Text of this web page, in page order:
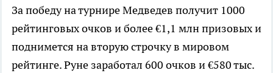
За победу на турнире Медведев получит 1000
рейтинговых очков и более €1,1 млн призовых и
поднимется на вторую строчку в мировом
рейтинге. Руне заработал 600 очков и €580 тыс.